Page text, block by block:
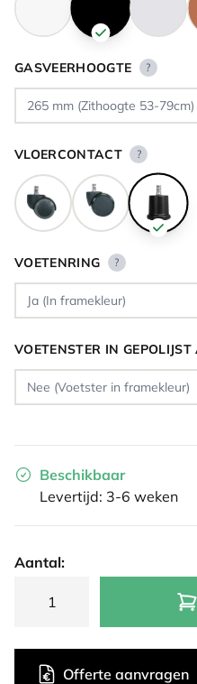
GASVEERHOOGTE ?
VLOERCONTACT ?
VOETENRING ?
VOETENSTER IN
Beschikbaar
Levertijd: 3-6 weken
Aantal:
Offerte aanvragen